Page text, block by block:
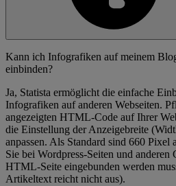
Kann ich Infografiken auf meinem
einbinden?
Ja, Statista ermöglicht die einfache
Infografiken auf anderen Webseiten.
angezeigten HTML-Code auf Ihrer
die Einstellung der Anzeigebreite
anpassen. Als Standard sind 660 Pixel
Sie bei Wordpress-Seiten und
HTML-Seite eingebunden werden
Artikeltext reicht nicht aus).